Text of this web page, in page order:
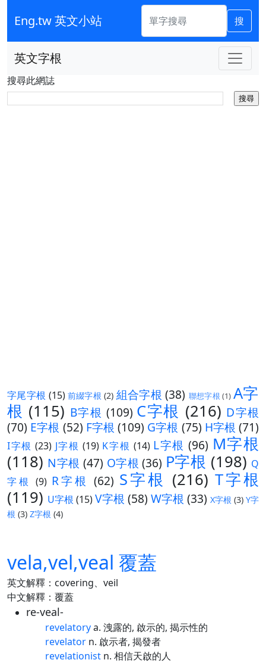
Eng.tw 英文小站 搜
英文字根
搜尋此網誌
字尾字根 (15) 前綴字根 (2) 組合字根 (38) 聯想字根 (1) A字
根 (115) B字根 (109) C字根 (216) D字根
(70) E字根 (52) F字根 (109) G字根 (75) H字根 (71)
I字根 (23) J字根 (19) K字根 (14) L字根 (96) M字根
(118) N字根 (47) O字根 (36) P字根 (198) Q
字根 (9) R字根 (62) S字根 (216) T字根
(119) U字根 (15)V字根 (58) W字根 (33) X字根 (3) Y字
根 (3) Z字根 (4)
vela,vel,veal 覆蓋
英文解釋：covering、veil
中文解釋：覆蓋
re-veal-
revelatorya. 洩露的, 啟示的, 揭示性的
revelator n. 啟示者, 揭發者
revelationist n. 相信天啟的人